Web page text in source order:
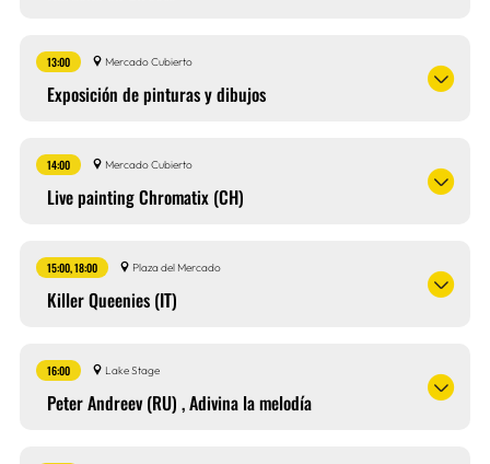
13:00 Mercado Cubierto
Exposición de pinturas y dibujos
14:00 Mercado Cubierto
Live painting Chromatix (CH)
15:00, 18:00 Plaza del Mercado
Killer Queenies (IT)
16:00 Lake Stage
Peter Andreev (RU) , Adivina la melodía